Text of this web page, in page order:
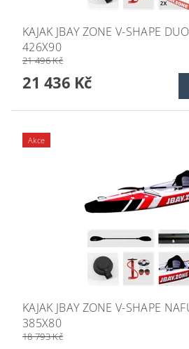
KAJAK JBAY ZONE V-SHAPE
426X90
21 496 Kč
21 436 Kč
Akce
KAJAK JBAY ZONE V-SHAPE
385X80
18 793 Kč